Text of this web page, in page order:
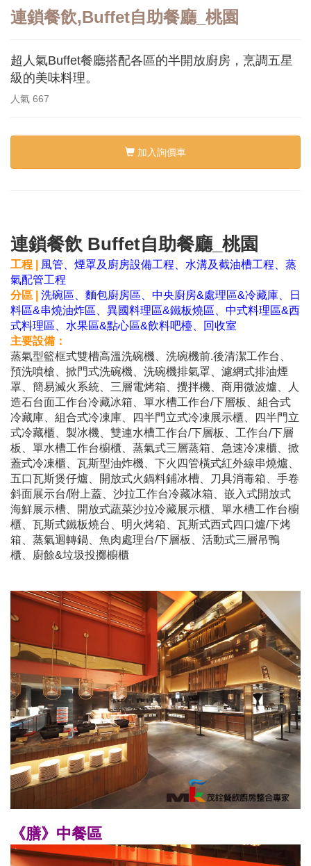
連鎖餐飲,Buffet自助餐廳_桃園
超人氣Buffet餐廳搭配各區的半開放廚房，烹調五星
級的美味料理。
人氣 667
加入詢價車
連鎖餐飲 Buffet自助餐廳_桃園
工程 |
風管、煙罩及廚房設備工程、水溝及截油槽工程、蒸
氣配管工程
分區 |
洗碗區、麵包廚房區、中央廚房&處理區&冷藏庫、日
料區&串燒油炸區、異國料理區&鐵板燒區、中式料理區&西
式料理區、水果區&點心區&飲料吧檯、回收室
主要設備：
蒸氣型籃框式雙槽高溫洗碗機、洗碗機前.後清潔工作台、
預洗噴槍、掀門式洗碗機、洗碗機排氣罩、濾網式排油煙
罩、簡易滅火系統、三層電烤箱、攪拌機、商用微波爐、人
造石台面工作台冷藏冰箱、單水槽工作台/下層板、組合式
冷藏庫、組合式冷凍庫、四半門立式冷凍展示櫃、四半門立
式冷藏櫃、製冰機、雙連水槽工作台/下層板、工作台/下層
板、單水槽工作台櫥櫃、蒸氣式三層蒸箱、急速冷凍櫃、掀
蓋式冷凍櫃、瓦斯型油炸機、下火四管橫式紅外線串燒爐、
五口瓦斯煲仔爐、開放式火鍋料鋪冰槽、刀具消毒箱、手卷
斜面展示台/附上蓋、沙拉工作台冷藏冰箱、嵌入式開放式
海鮮展示槽、開放式蔬菜沙拉冷藏展示櫃、單水槽工作台櫥
櫃、瓦斯式鐵板燒台、明火烤箱、瓦斯式西式四口爐/下烤
箱、蒸氣迴轉鍋、魚肉處理台/下層板、活動式三層吊鴨
櫃、廚餘&垃圾投擲櫥櫃
《膳》中餐區